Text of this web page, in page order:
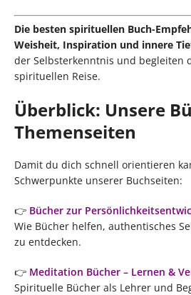
Die besten spirituellen Buch-
Weisheit, Inspiration und innere
der Selbsterkenntnis und begleiten
spirituellen Reise.
Überblick: Unsere
Themenseiten
Damit du dich schnell orientieren
Schwerpunkte unserer Buchseiten:
👉 Bücher zur
Wie Bücher helfen, authentisches
zu entdecken.
👉 Meditation Bücher – Lernen &
Spirituelle Bücher als Lehrer und